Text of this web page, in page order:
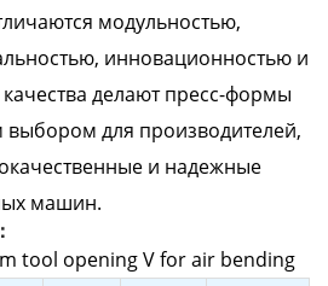
модульностью,
инновационностью и
делают пресс-формы
для производителей,
и надежные
машин.
tool opening V for air bending